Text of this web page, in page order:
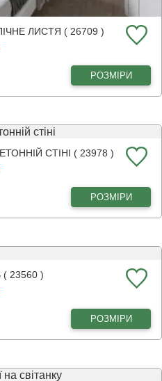
ЛИСТЯ ( 26709 )
РОЗМІРИ
СТІНІ ( 23978 )
РОЗМІРИ
23560 )
РОЗМІРИ